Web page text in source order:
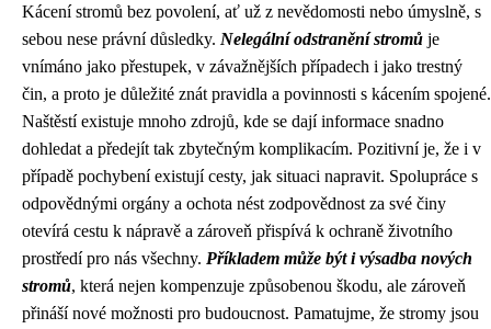
Kácení stromů bez povolení, ať už z nevědomosti nebo úmyslně, s
sebou nese právní důsledky. Nelegální odstranění stromů je
vnímáno jako přestupek, v závažnějších případech i jako trestný
čin, a proto je důležité znát pravidla a povinnosti s kácením spojené.
Naštěstí existuje mnoho zdrojů, kde se dají informace snadno
dohledat a předejít tak zbytečným komplikacím. Pozitivní je, že i v
případě pochybení existují cesty, jak situaci napravit. Spolupráce s
odpovědnými orgány a ochota nést zodpovědnost za své činy
otevírá cestu k nápravě a zároveň přispívá k ochraně životního
prostředí pro nás všechny. Příkladem může být i výsadba nových
stromů, která nejen kompenzuje způsobenou škodu, ale zároveň
přináší nové možnosti pro budoucnost. Pamatujme, že stromy jsou